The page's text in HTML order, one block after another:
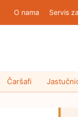
O nama Servis
Čaršafi